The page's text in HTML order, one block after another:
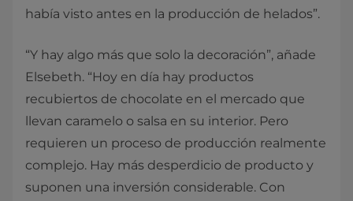
había visto antes en la producción de helados”.
“Y hay algo más que solo la decoración”, añade
Elsebeth. “Hoy en día hay productos
recubiertos de chocolate en el mercado que
llevan caramelo o salsa en su interior. Pero
requieren un proceso de producción realmente
complejo. Hay más desperdicio de producto y
suponen una inversión considerable. Con